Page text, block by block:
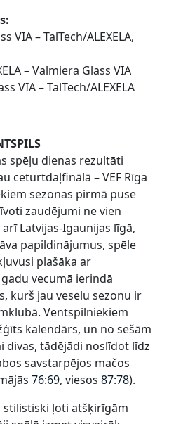
VIA – TalTech/ALEXELA,
– Valmiera Glass VIA
VIA – TalTech/ALEXELA
spēļu dienas rezultāti
ceturtdaļfinālā – VEF Rīga
sezonas pirmā puse
zaudējumi ne vien
Latvijas-Igaunijas līgā,
papildinājumus, spēle
plašāka ar
vecumā ierindā
kurš jau veselu sezonu ir
Ventspilniekiem
kalendārs, un no sešām
divas, tādējādi noslīdot līdz
savstarpējos mačos
76:69, viesos 87:78).
stilistiski ļoti atšķirīgām